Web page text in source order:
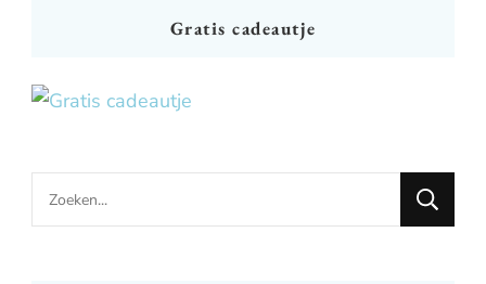
Gratis cadeautje
Looking
for